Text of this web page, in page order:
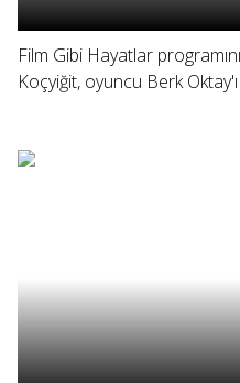
Film Gibi Hayatlar
Koçyiğit, oyuncu Berk Oktay'ı